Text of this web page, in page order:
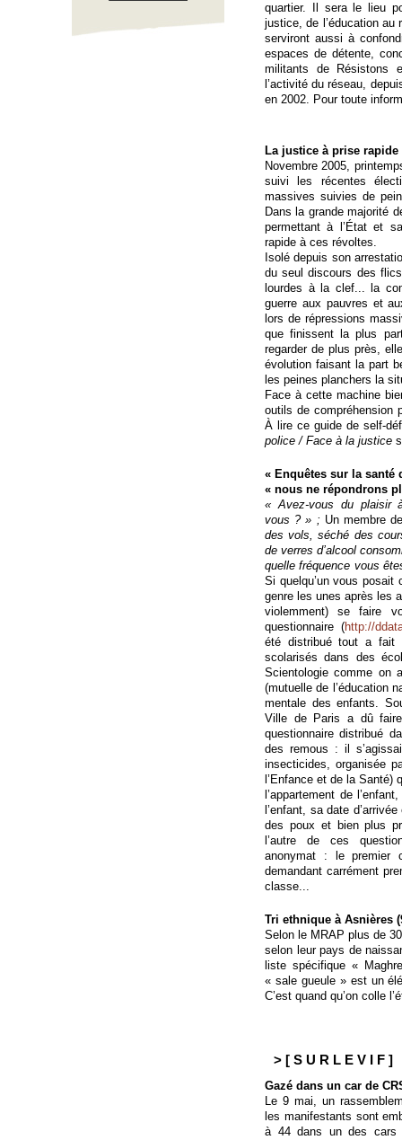
quartier. Il sera le lieu
justice, de l’éducation
serviront aussi à
espaces de détente,
militants de Résistons
l’activité du réseau,
en 2002. Pour toute
La justice à prise rapide
Novembre 2005,
suivi les récentes
massives suivies de
Dans la grande majorité
permettant à l’État et
rapide à ces révoltes.
Isolé depuis son
du seul discours des
lourdes à la clef... la
guerre aux pauvres et
lors de répressions
que finissent la plus
regarder de plus près,
évolution faisant la part
les peines planchers la
Face à cette machine
outils de compréhension
À lire ce guide de self-
police / Face à la justice
« Enquêtes sur la santé
« nous ne répondrons
« Avez-vous du plaisir
vous ? » ; Un membre
des vols, séché des
de verres d’alcool
quelle fréquence vous
Si quelqu’un vous posait
genre les unes après les
violemment) se faire
questionnaire (http://
été distribué tout a fait
scolarisés dans des
Scientologie comme on
(mutuelle de l’éducation
mentale des enfants.
Ville de Paris a dû faire
questionnaire distribué
des remous : il
insecticides, organisée
l’Enfance et de la Santé)
l’appartement de
l’enfant, sa date
des poux et bien plus
l’autre de ces
anonymat : le premier
demandant carrément
classe...
Tri ethnique à Asnières
Selon le MRAP plus de
selon leur pays de
liste spécifique «
« sale gueule » est un
C’est quand qu’on colle
> [ S U R L E V I F ]
Gazé dans un car de
Le 9 mai, un
les manifestants sont
à 44 dans un des cars